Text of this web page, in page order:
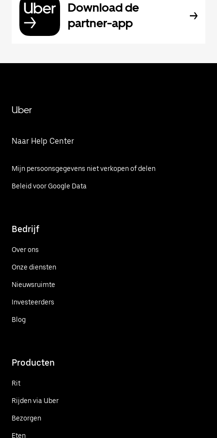
Download de
partner-app
Uber
Naar Help Center
Mijn persoonsgegevens niet verkopen of delen
Beleid voor Google Data
Bedrijf
Over ons
Onze diensten
Nieuwsruimte
Investeerders
Blog
Producten
Rit
Rijden via Uber
Bezorgen
Eten